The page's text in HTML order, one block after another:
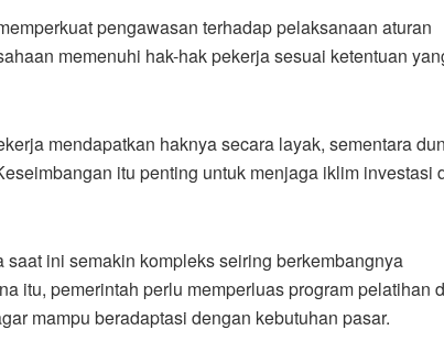
pengawasan terhadap pelaksanaan aturan
memenuhi hak-hak pekerja sesuai ketentuan
mendapatkan haknya secara layak, sementara
itu penting untuk menjaga iklim investasi
ini semakin kompleks seiring berkembangnya
itu, pemerintah perlu memperluas program pelatihan
mampu beradaptasi dengan kebutuhan pasar.